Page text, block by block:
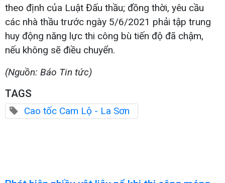
theo định của Luật Đấu thầu; đồng thời, yêu cầu
các nhà thầu trước ngày 5/6/2021 phải tập trung
huy động năng lực thi công bù tiến độ đã chậm,
nếu không sẽ điều chuyển.
(Nguồn: Báo Tin tức)
TAGS
Cao tốc Cam Lộ - La Sơn